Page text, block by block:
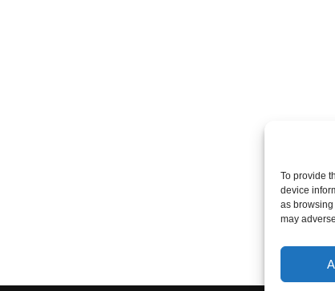
To provide
device
as
may